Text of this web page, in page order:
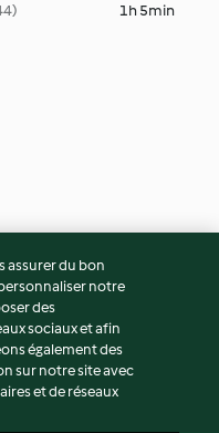
1h 5min
de polenta à la
patate douce et
assurer du bon
notre
des
sociaux et afin
également des
sur notre site avec
et de réseaux